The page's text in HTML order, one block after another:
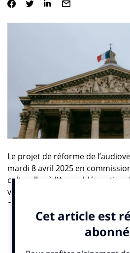
Le projet de réforme de
mardi 8 avril 2025 en
culturelles à l’Assemblée
véritable marathon
amendements ont été déposés,
gauche opposée au texte, ce
improbable son adoption dans